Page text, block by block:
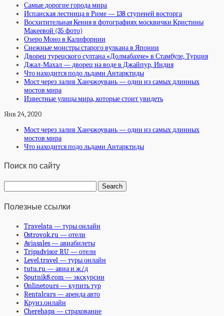
Самые дорогие города мира
Испанская лестница в Риме — 138 ступеней восторга
Восхитительная Кения в фотографиях москвички Кристины
Макеевой (35 фото)
Озеро Моно в Калифорнии
Снежные монстры старого вулкана в Японии
Дворец турецского султана «Долмабахче» в Стамбуле, Турция
Джал-Махал — дворец на воде в Джайпур, Индия
Что находится подо льдами Антарктиды
Мост через залив Ханчжоувань — один из самых длинных
мостов мира
Известные улицы мира, которые стоит увидеть
Янв 24, 2020
Мост через залив Ханчжоувань — один из самых длинных
мостов мира
Что находится подо льдами Антарктиды
Поиск по сайту
Полезные ссылки
Travelata — туры онлайн
Ostrovok.ru — отели
Aviasales — авиабилеты
Tripadvisor RU — отели
Level.travel — туры онлайн
tutu.ru — авиа и ж/д
Sputnik8.com — экскурсии
Onlinetours — купить тур
Rentalcars — аренда авто
Круиз.онлайн
Cherehapa — страхование